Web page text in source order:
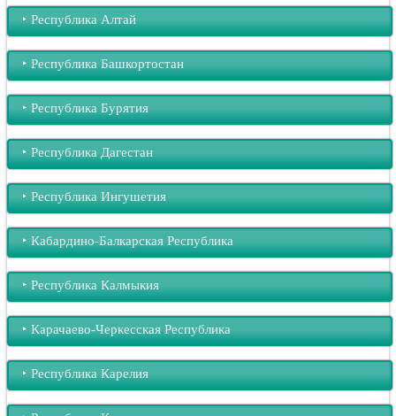
‣︎ Республика Алтай
‣︎ Республика Башкортостан
‣︎ Республика Бурятия
‣︎ Республика Дагестан
‣︎ Республика Ингушетия
‣︎ Кабардино-Балкарская Республика
‣︎ Республика Калмыкия
‣︎ Карачаево-Черкесская Республика
‣︎ Республика Карелия